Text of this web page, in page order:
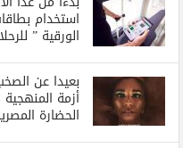
استخدام
الورقية ”
بعيدا عن
أزمة
الحضارة